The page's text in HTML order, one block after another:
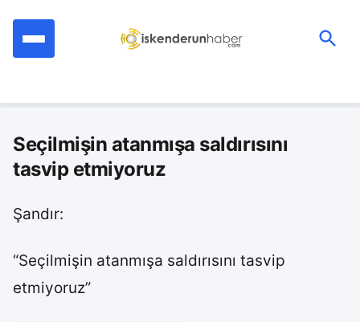
Seçilmişin atanmışa saldırısını
tasvip etmiyoruz
Şandır:
“Seçilmişin atanmışa saldırısını tasvip
etmiyoruz”